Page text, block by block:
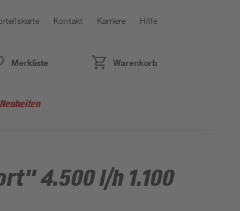
Kontakt Karriere Hilfe
Merkliste Warenkorb
4.500 l/h 1.100